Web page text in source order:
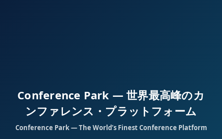
Conference Park — 世界最高峰のカ
ンファレンス・プラットフォーム
Conference Park — The World’s Finest Conference Platform